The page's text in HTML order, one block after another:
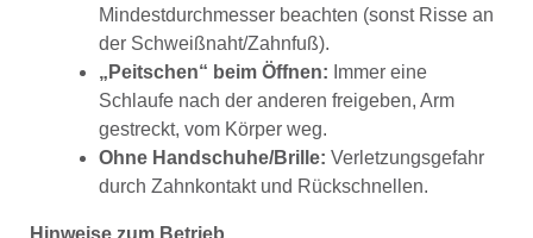
Mindestdurchmesser beachten (sonst Risse an
der Schweißnaht/Zahnfuß).
„Peitschen“ beim Öffnen: Immer eine
Schlaufe nach der anderen freigeben, Arm
gestreckt, vom Körper weg.
Ohne Handschuhe/Brille: Verletzungsgefahr
durch Zahnkontakt und Rückschnellen.
Hinweise zum Betrieb